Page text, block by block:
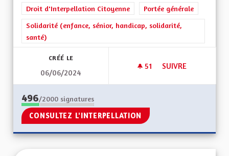
Droit d'Interpellation Citoyenne
Portée générale
Solidarité (enfance, sénior, handicap, solidarité,
santé)
CRÉÉ LE
06/06/2024
51 51 ABONNÉS
SUIVRE
496/2000 signatures
CONSULTEZ L'INTERPELLATION